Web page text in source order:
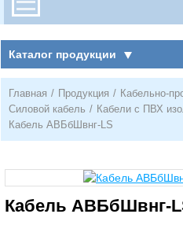
Каталог продукции
Главная / Продукция / Кабельно-
Силовой кабель / Кабели с ПВХ
Кабель АВБбШвнг-LS
Кабель АВБбШвнг-